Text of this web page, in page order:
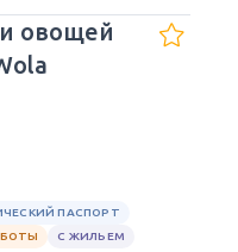
овощей
ПАСПОРТ
С ЖИЛЬЕМ